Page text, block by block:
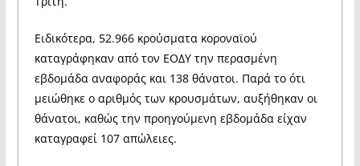
Ειδικότερα, 52.966 κρούσματα κοροναϊού
καταγράφηκαν από τον ΕΟΔΥ την περασμένη
εβδομάδα αναφοράς και 138 θάνατοι. Παρά το ότι
μειώθηκε ο αριθμός των κρουσμάτων, αυξήθηκαν οι
θάνατοι, καθώς την προηγούμενη εβδομάδα είχαν
καταγραφεί 107 απώλειες.